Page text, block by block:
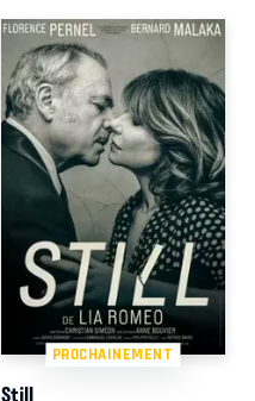
PROCHAINEMENT
Still